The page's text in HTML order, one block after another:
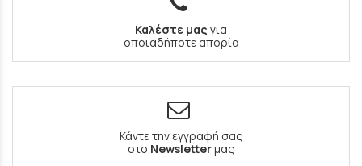
Καλέστε μας για
οποιαδήποτε απορία
Κάντε την εγγραφή σας
στο Newsletterμας